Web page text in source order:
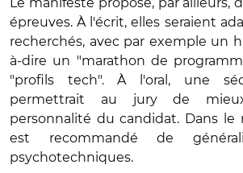
épreuves. À l'écrit, elles seraient
recherchés, avec par exemple un
à-dire un "marathon de
"profils tech". À l'oral, une
permettrait au jury de
personnalité du candidat. Dans le
est recommandé de
psychotechniques.